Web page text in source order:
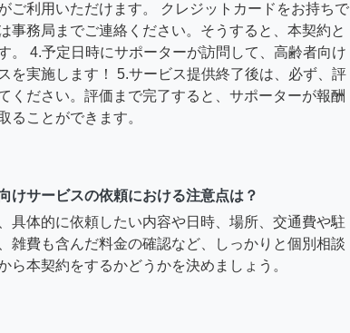
ご利用いただけます。 クレジットカードをお持ちで
事務局までご連絡ください。そうすると、本契約と
。 4.予定日時にサポーターが訪問して、高齢者向け
を実施します！ 5.サービス提供終了後は、必ず、評
ください。評価まで完了すると、サポーターが報酬
ることができます。
けサービスの依頼における注意点は？
具体的に依頼したい内容や日時、場所、交通費や駐
雑費も含んだ料金の確認など、しっかりと個別相談
ら本契約をするかどうかを決めましょう。